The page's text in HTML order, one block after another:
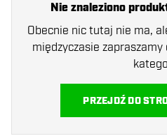
Nie znaleziono
Obecnie nic tutaj nie ma,
międzyczasie
PRZEJDŹ DO